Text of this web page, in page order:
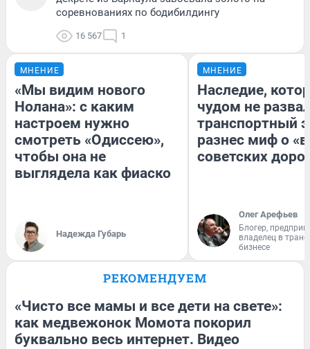
соревнованиях по бодибилдингу
16 567 1
МНЕНИЕ
«Мы видим нового
Нолана»: с каким
настроем нужно
смотреть «Одиссею»,
чтобы она не
выглядела как фиаско
Надежда Губарь
МНЕНИЕ
Наследие,
чудом не
транспортный
разнес миф о
советских
Олег Арефьев
Блогер,
владелец в
бизнесе
РЕКОМЕНДУЕМ
«Чисто все мамы и все дети на свете»:
как медвежонок Момота покорил
буквально весь интернет. Видео